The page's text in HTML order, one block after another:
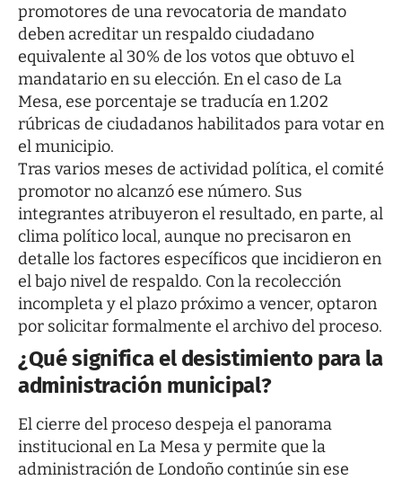
promotores de una revocatoria de mandato
deben acreditar un respaldo ciudadano
equivalente al 30% de los votos que obtuvo el
mandatario en su elección. En el caso de La
Mesa, ese porcentaje se traducía en 1.202
rúbricas de ciudadanos habilitados para votar en
el municipio.
Tras varios meses de actividad política, el comité
promotor no alcanzó ese número. Sus
integrantes atribuyeron el resultado, en parte, al
clima político local, aunque no precisaron en
detalle los factores específicos que incidieron en
el bajo nivel de respaldo. Con la recolección
incompleta y el plazo próximo a vencer, optaron
por solicitar formalmente el archivo del proceso.
¿Qué significa el desistimiento para la
administración municipal?
El cierre del proceso despeja el panorama
institucional en La Mesa y permite que la
administración de Londoño continúe sin ese